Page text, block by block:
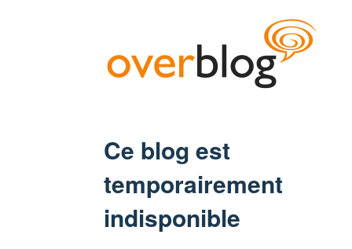
Ce blog est
temporairement
indisponible